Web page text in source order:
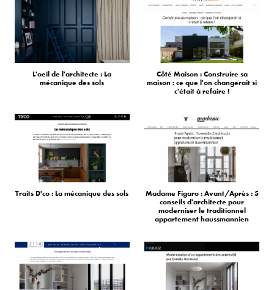
L'oeil de l'architecte : La
mécanique des sols
Côté Maison : Construire sa
maison : ce que l'on changerait si
c'était à refaire !
Traits D'co : La mécanique des sols
Madame Figaro : Avant/Après : 5
conseils d'architecte pour
moderniser le traditionnel
appartement haussmannien